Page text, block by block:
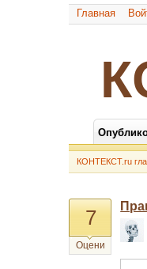
Главная
КОНТЕКСТ.ru
7
Оцени